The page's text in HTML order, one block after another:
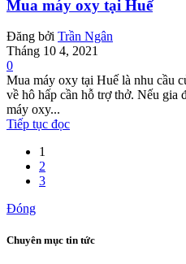
Mua máy oxy tại Huế
Đăng bởi Trần Ngân
Tháng 10 4, 2021
0
Mua máy oxy tại Huế là nhu cầu
về hô hấp cần hỗ trợ thở. Nếu gia
máy oxy...
Tiếp tục đọc
1
2
3
Đóng
Chuyên mục tin tức